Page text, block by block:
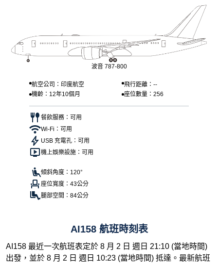
波音 787-800
航空公司：印度航空
飛行距離：--
機齡：12年10個月
座位數量：256
餐飲服務：可用
Wi-Fi：可用
USB 充電孔：可用
機上娛樂設施：可用
傾斜角度：120°
座位寬度：43公分
腿部空間：84公分
AI158 航班時刻表
AI158 最近一次航班表定於 8 月 2 日 週日 21:10 (當地時間)
出發，並於 8 月 2 日 週日 10:23 (當地時間) 抵達。最新航班